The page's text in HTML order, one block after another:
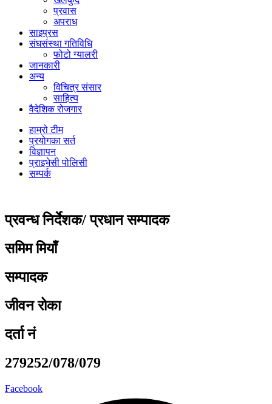
प्रवास
अपराध
साइप्रस
संघसंस्था गतिविधि
फोटो ग्यालरी
जानकारी
अन्य
विचित्र संसार
साहित्य
वैदेशिक रोजगार
हाम्रो टीम
प्रयोगका सर्त
विज्ञापन
प्राइभेसी पोलिसी
सम्पर्क
प्रवन्ध निर्देशक/ प्रधान सम्पादक
समिम मियाँ
सम्पादक
जीवन रोका
दर्ता नं
279252/078/079
Facebook